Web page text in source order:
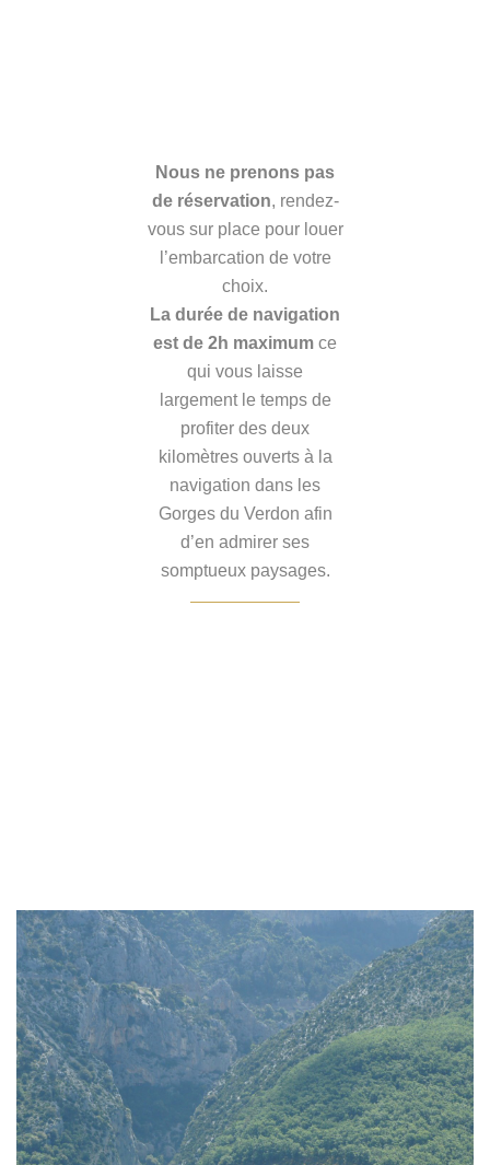
Nous ne prenons pas
de réservation, rendez-
vous sur place pour louer
l’embarcation de votre
choix.
La durée de navigation
est de 2h maximum ce
qui vous laisse
largement le temps de
profiter des deux
kilomètres ouverts à la
navigation dans les
Gorges du Verdon afin
d’en admirer ses
somptueux paysages.